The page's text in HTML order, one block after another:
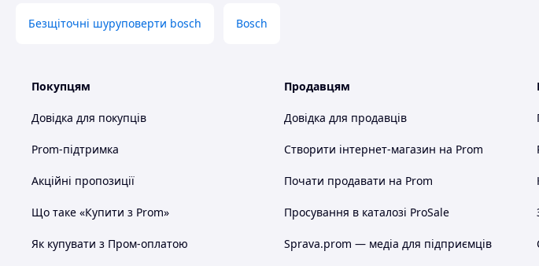
Потужність і ефективність
Цей інструмент обладнаний високопродуктивним мотором на 16,8 В, що забезпечує
сумісним із різними насадками. Літій-іонний акумулятор ємністю 3 А·год гарантує
Безщіточні шуруповерти bosch Bosch
Покупцям
Довідка для покупців
Prom-підтримка
Акційні пропозиції
Що таке «Купити з Prom»
Як купувати з Пром-оплатою
Продавцям
Довідка для продавців
Створити інтернет-магазин на Prom
Почати продавати на Prom
Просування в каталозі ProSale
Sprava.prom — медіа для підприємців